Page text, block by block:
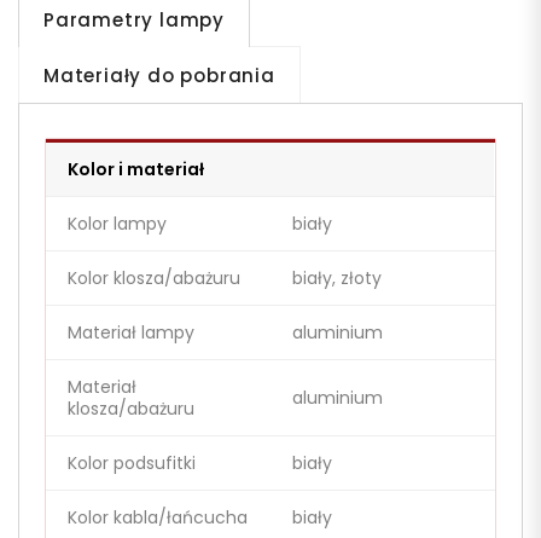
Parametry lampy
Materiały do pobrania
Kolor i materiał
Kolor lampy biały
Kolor klosza/abażuru biały, złoty
Materiał lampy aluminium
Materiał
klosza/abażuru
aluminium
Kolor podsufitki biały
Kolor kabla/łańcucha biały